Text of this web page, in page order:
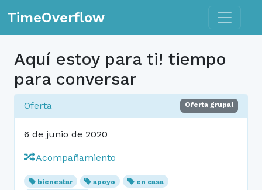
TimeOverflow Toggle
Aquí estoy para ti! tiempo
para conversar
Oferta Oferta grupal
6 de junio de 2020
Acompañamiento
bienestar apoyo
en casa